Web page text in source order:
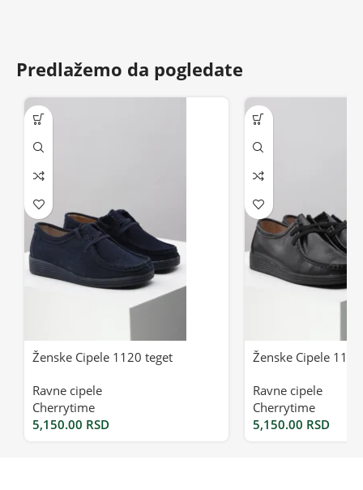
Predlažemo da pogledate
Ženske Cipele 1120 teget
Ravne cipele
Cherrytime
5,150.00 RSD
Ženske Cipele
Ravne cipele
Cherrytime
5,150.00 RSD